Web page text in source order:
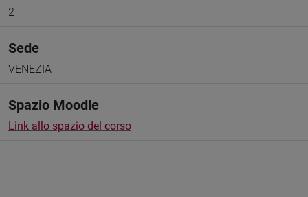
2
Sede
VENEZIA
Spazio Moodle
Link allo spazio del corso